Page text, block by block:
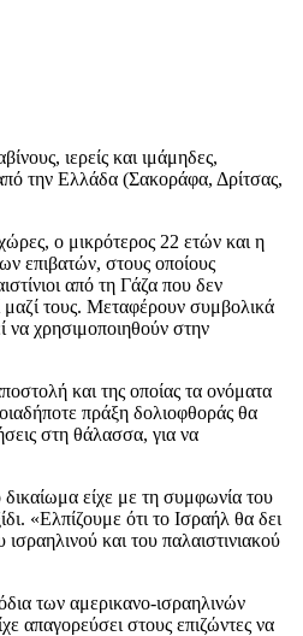
ιερείς και ιμάμηδες,
την Ελλάδα (Σακοράφα, Δρίτσας,
ο μικρότερος 22 ετών και η
επιβατών, στους οποίους
από τη Γάζα που δεν
μαζί τους. Μεταφέρουν συμβολικά
να χρησιμοποιηθούν στην
και της οποίας τα ονόματα
πράξη δολιοφθοράς θα
στη θάλασσα, για να
δικαίωμα είχε με τη συμφωνία του
«Ελπίζουμε ότι το Ισραήλ θα δει
και του παλαιστινιακού
των αμερικανο-ισραηλινών
απαγορεύσει στους επιζώντες να